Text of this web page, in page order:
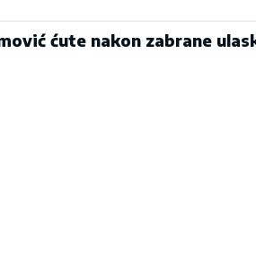
ćute nakon zabrane